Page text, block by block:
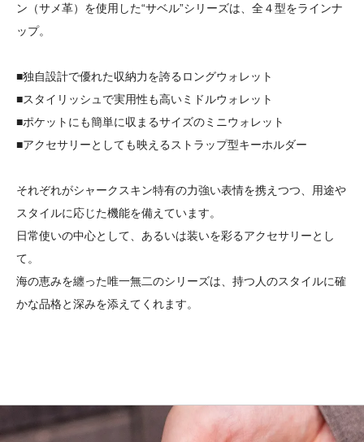
ン（サメ革）を使用した“サベル”シリーズは、全４型をラインナ
ップ。
■独自設計で優れた収納力を誇るロングウォレット
■スタイリッシュで実用性も高いミドルウォレット
■ポケットにも簡単に収まるサイズのミニウォレット
■アクセサリーとしても映えるストラップ型キーホルダー
それぞれがシャークスキン特有の力強い表情を携えつつ、用途や
スタイルに応じた機能を備えています。
日常使いの中心として、あるいは装いを彩るアクセサリーとし
て。
海の恵みを纏った唯一無二のシリーズは、持つ人のスタイルに確
かな品格と深みを添えてくれます。